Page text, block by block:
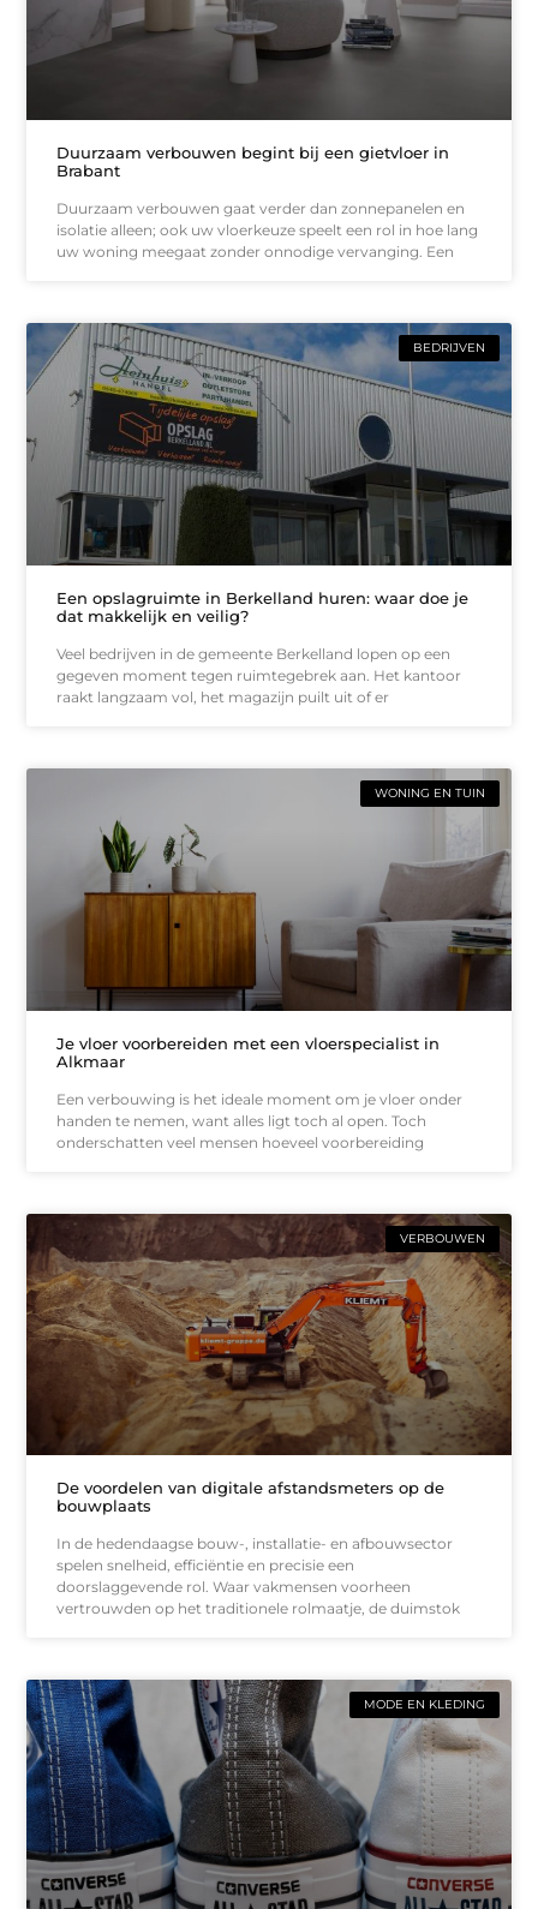
Duurzaam verbouwen begint bij een gietvloer in
Brabant
Duurzaam verbouwen gaat verder dan zonnepanelen en
isolatie alleen; ook uw vloerkeuze speelt een rol in hoe lang
uw woning meegaat zonder onnodige vervanging. Een
BEDRIJVEN
Een opslagruimte in Berkelland huren: waar doe je
dat makkelijk en veilig?
Veel bedrijven in de gemeente Berkelland lopen op een
gegeven moment tegen ruimtegebrek aan. Het kantoor
raakt langzaam vol, het magazijn puilt uit of er
WONING EN TUIN
Je vloer voorbereiden met een vloerspecialist in
Alkmaar
Een verbouwing is het ideale moment om je vloer onder
handen te nemen, want alles ligt toch al open. Toch
onderschatten veel mensen hoeveel voorbereiding
VERBOUWEN
De voordelen van digitale afstandsmeters op de
bouwplaats
In de hedendaagse bouw-, installatie- en afbouwsector
spelen snelheid, efficiëntie en precisie een
doorslaggevende rol. Waar vakmensen voorheen
vertrouwden op het traditionele rolmaatje, de duimstok
MODE EN KLEDING